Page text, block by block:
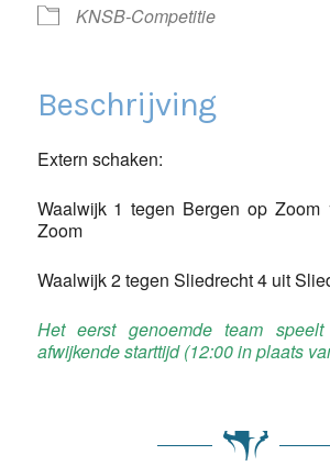
KNSB-Competitie
Beschrijving
Extern schaken:
Waalwijk 1 tegen Bergen op
Zoom
Waalwijk 2 tegen Sliedrecht 4 uit
Het eerst genoemde team
afwijkende starttijd (12:00 in plaats